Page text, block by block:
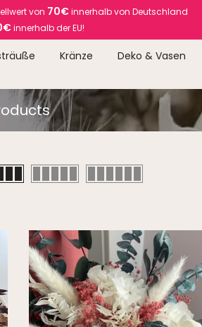
von 70€innerhalb von Deutschland
innerhalb der EU!
Kränze Deko & Vasen